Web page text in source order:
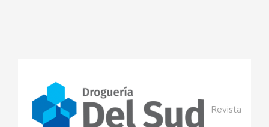
Revista